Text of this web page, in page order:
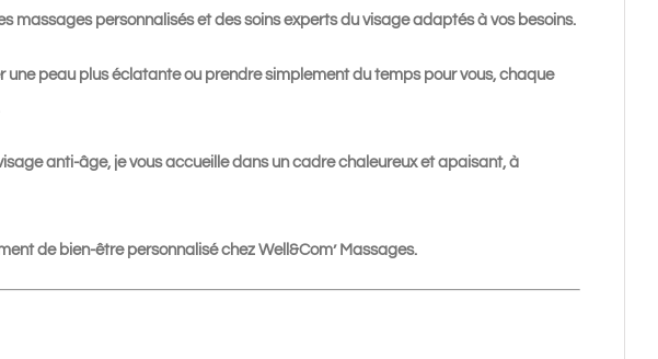
massages personnalisés et des soins experts du visage adaptés à vos besoins.
une peau plus éclatante ou prendre simplement du temps pour vous, chaque
anti-âge, je vous accueille dans un cadre chaleureux et apaisant, à
de bien-être personnalisé chez Well&Com’ Massages.